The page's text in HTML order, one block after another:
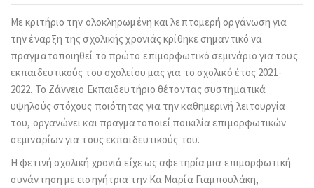
Με κριτήριο την ολοκληρωμένη και λεπτομερή οργάνωση για
την έναρξη της σχολικής χρονιάς κρίθηκε σημαντικό να
πραγματοποιηθεί το πρώτο επιμορφωτικό σεμινάριο για τους
εκπαιδευτικούς του σχολείου μας για το σχολικό έτος 2021-
2022. Το Ζάννειο Εκπαιδευτήριο θέτοντας συστηματικά
υψηλούς στόχους ποιότητας για την καθημερινή λειτουργία
του, οργανώνει και πραγματοποιεί ποικιλία επιμορφωτικών
σεμιναρίων για τους εκπαιδευτικούς του.
Η φετινή σχολική χρονιά είχε ως αφετηρία μια επιμορφωτική
συνάντηση με εισηγήτρια την Κα Μαρία Γιαμπουλάκη,